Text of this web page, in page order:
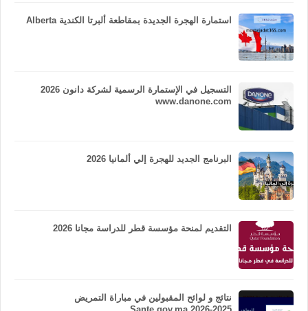
استمارة الهجرة الجديدة بمقاطعة ألبرتا الكندية Alberta
التسجيل في الإستمارة الرسمية لشركة دانون 2026
www.danone.com
البرنامج الجديد للهجرة إلي ألمانيا 2026
التقديم لمنحة مؤسسة قطر للدراسة مجانا 2026
نتائج و لوائح المقبولين في مباراة التمريض